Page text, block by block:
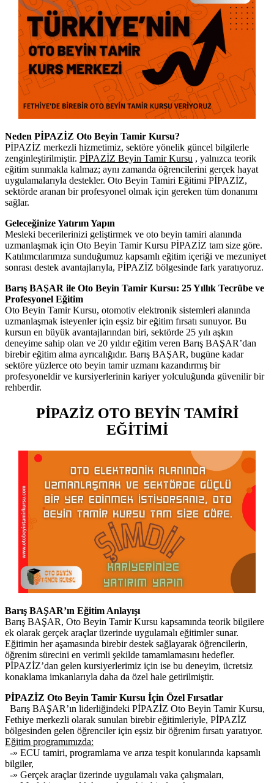
Neden PİPAZİZ Oto Beyin Tamir Kursu?
PİPAZİZ merkezli hizmetimiz, sektöre yönelik güncel bilgilerle
zenginleştirilmiştir. PİPAZİZ Beyin Tamir Kursu , yalnızca teorik
eğitim sunmakla kalmaz; aynı zamanda öğrencilerini gerçek hayat
uygulamalarıyla destekler. Oto Beyin Tamiri Eğitimi PİPAZİZ,
sektörde aranan bir profesyonel olmak için gereken tüm donanımı
sağlar.
Geleceğinize Yatırım Yapın
Mesleki becerilerinizi geliştirmek ve oto beyin tamiri alanında
uzmanlaşmak için Oto Beyin Tamir Kursu PİPAZİZ tam size göre.
Katılımcılarımıza sunduğumuz kapsamlı eğitim içeriği ve mezuniyet
sonrası destek avantajlarıyla, PİPAZİZ bölgesinde fark yaratıyoruz.
Barış BAŞAR ile Oto Beyin Tamir Kursu: 25 Yıllık Tecrübe ve
Profesyonel Eğitim
Oto Beyin Tamir Kursu, otomotiv elektronik sistemleri alanında
uzmanlaşmak isteyenler için eşsiz bir eğitim fırsatı sunuyor. Bu
kursun en büyük avantajlarından biri, sektörde 25 yılı aşkın
deneyime sahip olan ve 20 yıldır eğitim veren Barış BAŞAR’dan
birebir eğitim alma ayrıcalığıdır. Barış BAŞAR, bugüne kadar
sektöre yüzlerce oto beyin tamir uzmanı kazandırmış bir
profesyoneldir ve kursiyerlerinin kariyer yolculuğunda güvenilir bir
rehberdir.
PİPAZİZ OTO BEYİN TAMİRİ
EĞİTİMİ
Barış BAŞAR’ın Eğitim Anlayışı
Barış BAŞAR, Oto Beyin Tamir Kursu kapsamında teorik bilgilere
ek olarak gerçek araçlar üzerinde uygulamalı eğitimler sunar.
Eğitimin her aşamasında birebir destek sağlayarak öğrencilerin,
öğrenim sürecini en verimli şekilde tamamlamasını hedefler.
PİPAZİZ’dan gelen kursiyerlerimiz için ise bu deneyim, ücretsiz
konaklama imkanlarıyla daha da özel hale getirilmiştir.
PİPAZİZ Oto Beyin Tamir Kursu İçin Özel Fırsatlar
Barış BAŞAR’ın liderliğindeki PİPAZİZ Oto Beyin Tamir Kursu,
Fethiye merkezli olarak sunulan birebir eğitimleriyle, PİPAZİZ
bölgesinden gelen öğrenciler için eşsiz bir öğrenim fırsatı yaratıyor.
Eğitim programımızda:
-» ECU tamiri, programlama ve arıza tespit konularında kapsamlı
bilgiler,
-» Gerçek araçlar üzerinde uygulamalı vaka çalışmaları,